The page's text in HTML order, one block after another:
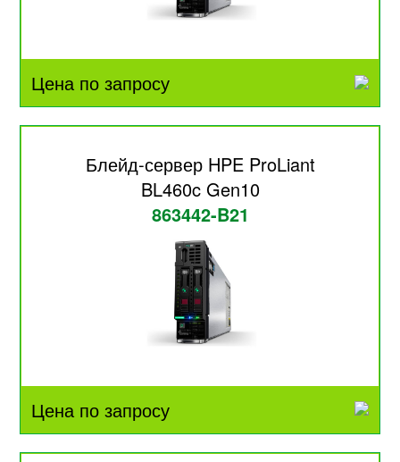
Цена по запросу
Блейд-сервер HPE ProLiant
BL460c Gen10
863442-B21
Цена по запросу